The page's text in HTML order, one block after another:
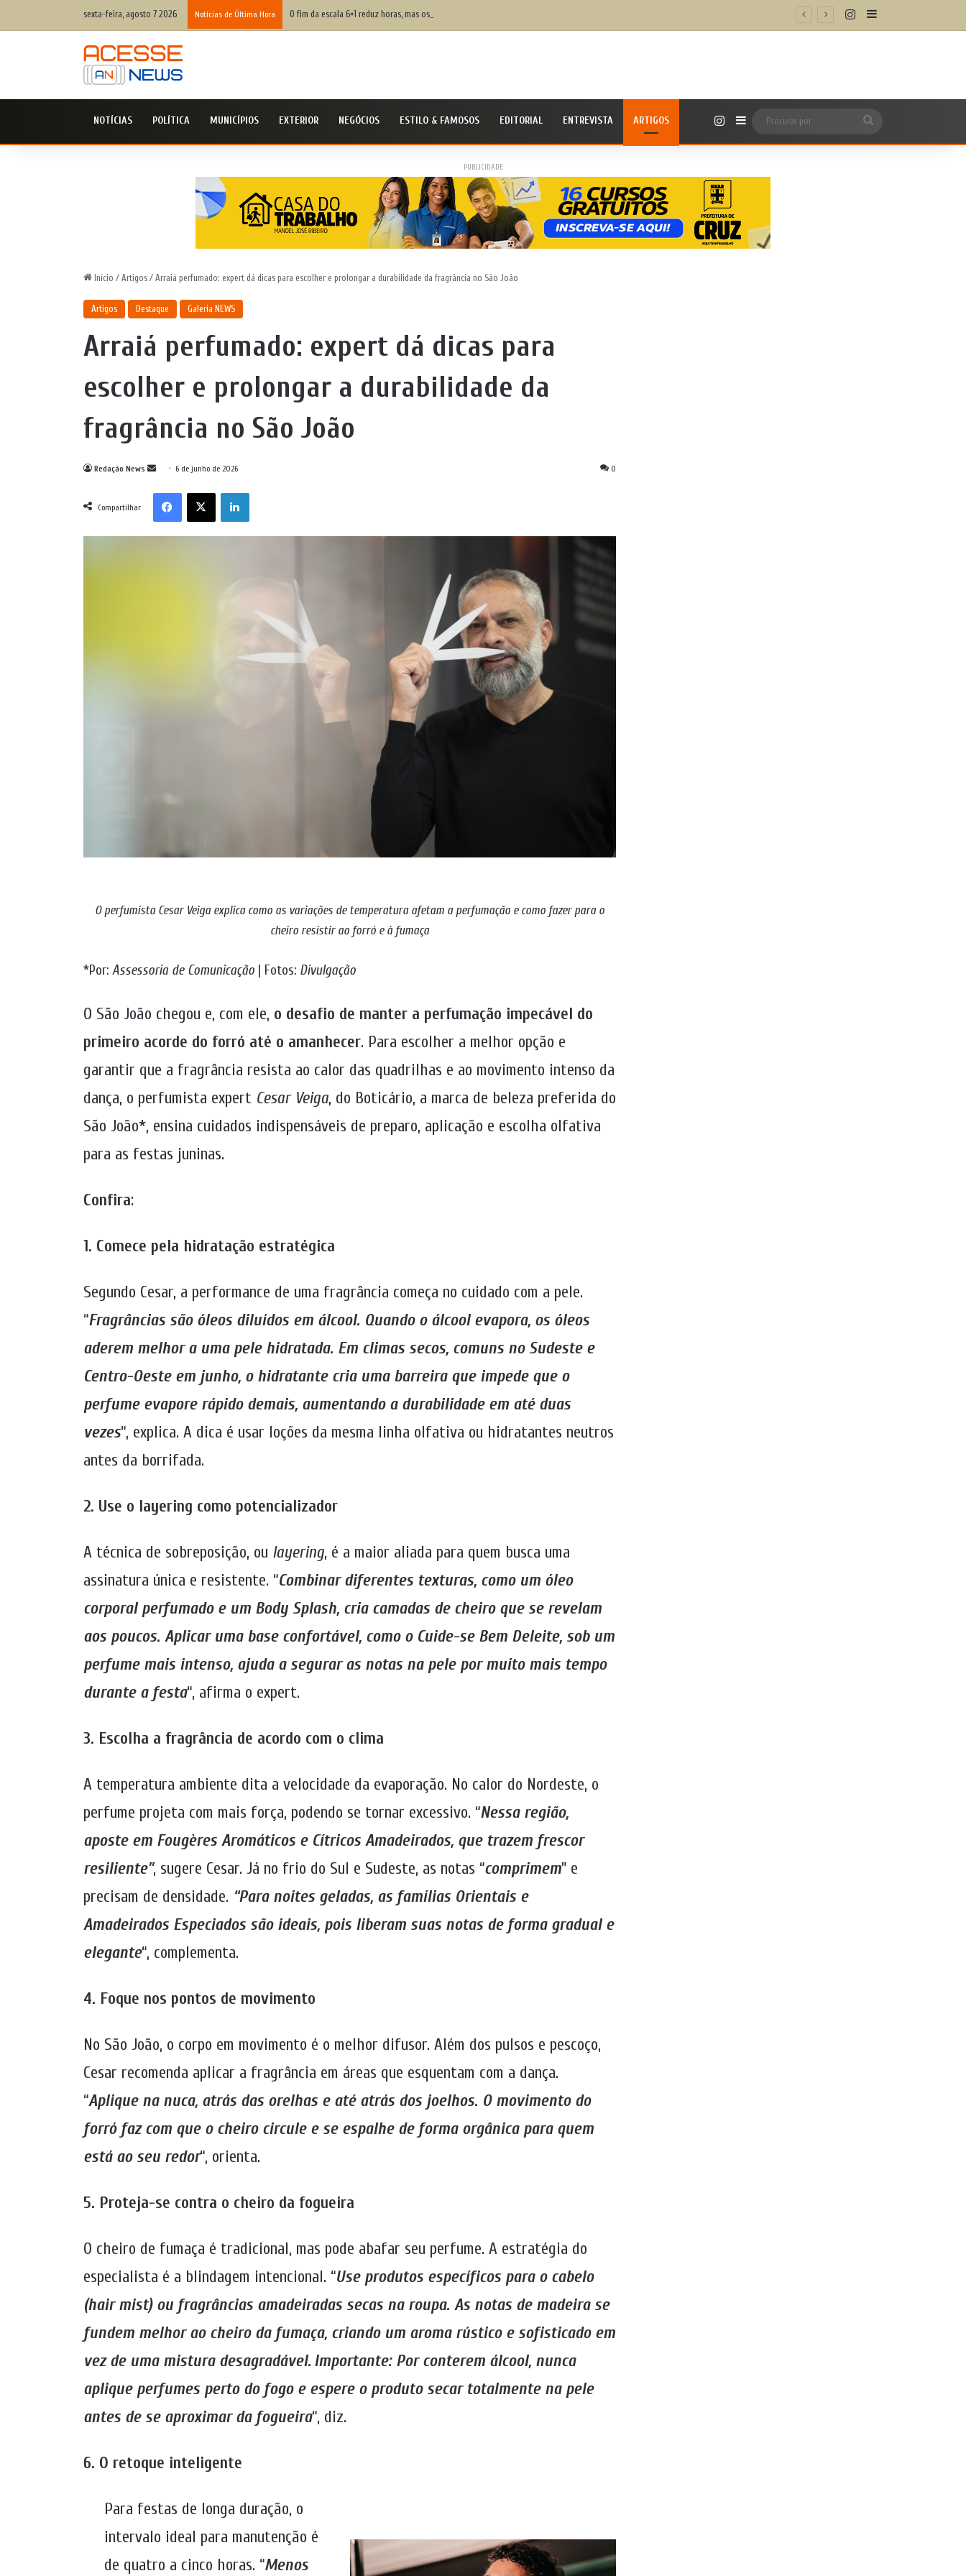
sexta-feira, agosto 7 2026 Notícias de Última Hora O fim da escala 6×1 reduz horas, mas os riscos na justiça trabalhista ainda serão os mesmos InstagramBarra Lateral
NOTÍCIAS POLÍTICA MUNICÍPIOS EXTERIOR NEGÓCIOS ESTILO & FAMOSOS EDITORIAL ENTREVISTA ARTIGOS InstagramBarra Lateral
por
PUBLICIDADE
Início / Artigos / Arraiá perfumado: expert dá dicas para escolher e prolongar a durabilidade da fragrância no São João
Artigos Destaque Galeria NEWS
Arraiá perfumado: expert dá dicas para
escolher e prolongar a durabilidade da
fragrância no São João
Redação News
Mande
mail
6 de junho de 2026 0
Compartilhar
FacebookX Linkedin
O perfumista Cesar Veiga explica como as variações de temperatura afetam a perfumação e como fazer para o
cheiro resistir ao forró e à fumaça
*Por: Assessoria de Comunicação| Fotos: Divulgação
O São João chegou e, com ele, o desafio de manter a perfumação impecável do
primeiro acorde do forró até o amanhecer. Para escolher a melhor opção e
garantir que a fragrância resista ao calor das quadrilhas e ao movimento intenso da
dança, o perfumista expert Cesar Veiga, do Boticário, a marca de beleza preferida do
São João*, ensina cuidados indispensáveis de preparo, aplicação e escolha olfativa
para as festas juninas.
Confira:
1. Comece pela hidratação estratégica
Segundo Cesar, a performance de uma fragrância começa no cuidado com a pele.
“Fragrâncias são óleos diluídos em álcool. Quando o álcool evapora, os óleos
aderem melhor a uma pele hidratada. Em climas secos, comuns no Sudeste e
Centro-Oeste em junho, o hidratante cria uma barreira que impede que o
perfume evapore rápido demais, aumentando a durabilidade em até duas
vezes“, explica. A dica é usar loções da mesma linha olfativa ou hidratantes neutros
antes da borrifada.
2. Use o layering como potencializador
A técnica de sobreposição, ou layering, é a maior aliada para quem busca uma
assinatura única e resistente. “Combinar diferentes texturas, como um óleo
corporal perfumado e um Body Splash, cria camadas de cheiro que se revelam
aos poucos. Aplicar uma base confortável, como o Cuide-se Bem Deleite, sob um
perfume mais intenso, ajuda a segurar as notas na pele por muito mais tempo
durante a festa“, afirma o expert.
3. Escolha a fragrância de acordo com o clima
A temperatura ambiente dita a velocidade da evaporação. No calor do Nordeste, o
perfume projeta com mais força, podendo se tornar excessivo. “Nessa região,
aposte em Fougères Aromáticos e Cítricos Amadeirados, que trazem frescor
resiliente”, sugere Cesar. Já no frio do Sul e Sudeste, as notas “comprimem” e
precisam de densidade. “Para noites geladas, as famílias Orientais e
Amadeirados Especiados são ideais, pois liberam suas notas de forma gradual e
elegante“, complementa.
4. Foque nos pontos de movimento
No São João, o corpo em movimento é o melhor difusor. Além dos pulsos e pescoço,
Cesar recomenda aplicar a fragrância em áreas que esquentam com a dança.
“Aplique na nuca, atrás das orelhas e até atrás dos joelhos. O movimento do
forró faz com que o cheiro circule e se espalhe de forma orgânica para quem
está ao seu redor“, orienta.
5. Proteja-se contra o cheiro da fogueira
O cheiro de fumaça é tradicional, mas pode abafar seu perfume. A estratégia do
especialista é a blindagem intencional. “Use produtos específicos para o cabelo
(hair mist) ou fragrâncias amadeiradas secas na roupa. As notas de madeira se
fundem melhor ao cheiro da fumaça, criando um aroma rústico e sofisticado em
vez de uma mistura desagradável. Importante: Por conterem álcool, nunca
aplique perfumes perto do fogo e espere o produto secar totalmente na pele
antes de se aproximar da fogueira“, diz.
6. O retoque inteligente
Para festas de longa duração, o
intervalo ideal para manutenção é
de quatro a cinco horas. “Menos